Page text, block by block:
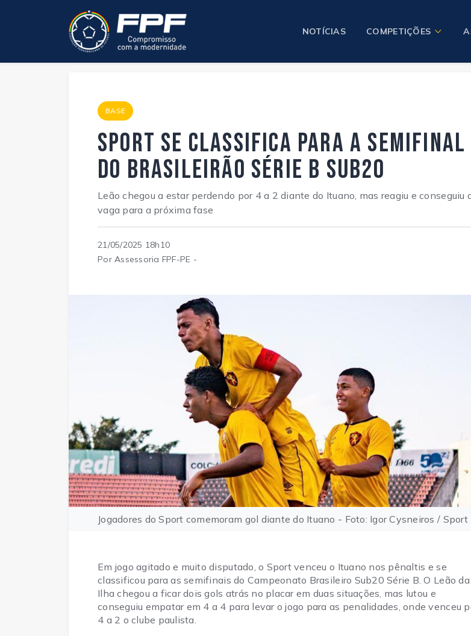
NOTÍCIAS COMPETIÇÕES
BASE
Sport se classifica para a semifinal
do Brasileirão Série B Sub20
Leão chegou a estar perdendo por 4 a 2 diante do Ituano, mas reagiu e conseguiu
vaga para a próxima fase
21/05/2025 18h10
Por Assessoria FPF-PE -
Jogadores do Sport comemoram gol diante do Ituano - Foto: Igor Cysneiros / Sport
Em jogo agitado e muito disputado, o Sport venceu o Ituano nos pênaltis e se
classificou para as semifinais do Campeonato Brasileiro Sub20 Série B. O Leão da
Ilha chegou a ficar dois gols atrás no placar em duas situações, mas lutou e
conseguiu empatar em 4 a 4 para levar o jogo para as penalidades, onde venceu
4 a 2 o clube paulista.